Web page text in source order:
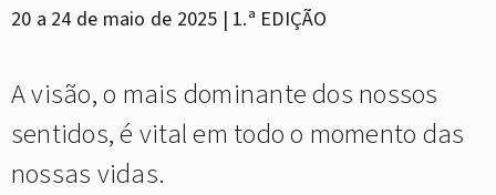
20 a 24 de maio de 2025 | 1.ª EDIÇÃO
A visão, o mais dominante dos nossos
sentidos, é vital em todo o momento das
nossas vidas.